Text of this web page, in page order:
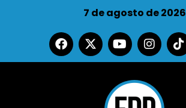
7 de agosto de 2026